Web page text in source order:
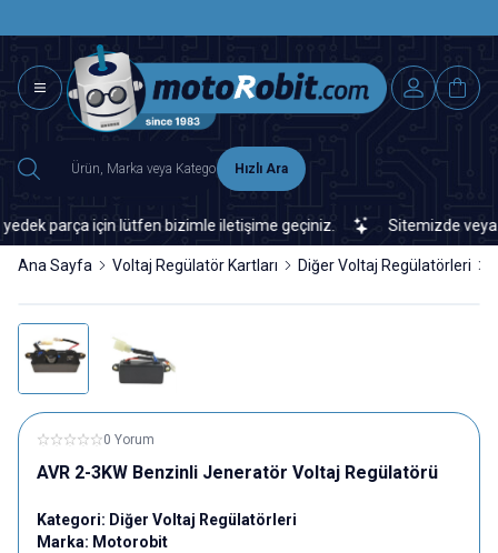
Hızlı Ara
parça için lütfen bizimle iletişime geçiniz. Sitemizde veya
Ana Sayfa Voltaj Regülatör Kartları Diğer Voltaj Regülatörleri
0 Yorum
AVR 2-3KW Benzinli Jeneratör Voltaj Regülatörü
Kategori: Diğer Voltaj Regülatörleri
Marka: Motorobit